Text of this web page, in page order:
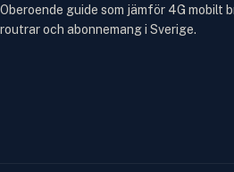
Oberoende guide som jämför 4G mobilt
routrar och abonnemang i Sverige.